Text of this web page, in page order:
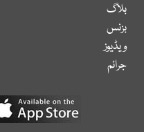
بلاگ
بزنس
ویڈیوز
جرائم